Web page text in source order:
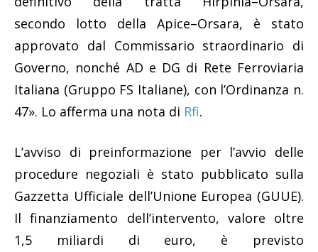
secondo lotto della Apice–Orsara, è stato
approvato dal Commissario straordinario di
Governo, nonché AD e DG di Rete Ferroviaria
Italiana (Gruppo FS Italiane), con l’Ordinanza n.
47». Lo afferma una nota di Rfi.
L’avviso di preinformazione per l’avvio delle
procedure negoziali è stato pubblicato sulla
Gazzetta Ufficiale dell’Unione Europea (GUUE).
Il finanziamento dell’intervento, valore oltre
1,5 miliardi di euro, è previsto